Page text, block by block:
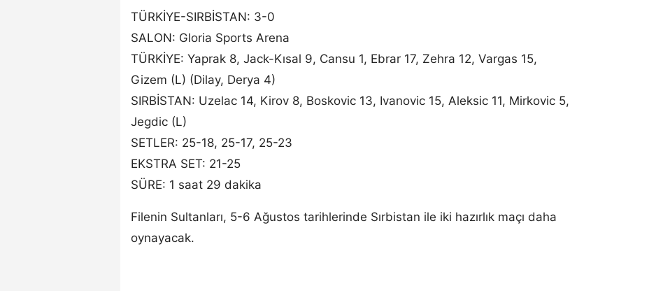
TÜRKİYE-SIRBİSTAN: 3-0
SALON: Gloria Sports Arena
TÜRKİYE: Yaprak 8, Jack-Kısal 9, Cansu 1, Ebrar 17, Zehra 12, Vargas 15,
Gizem (L) (Dilay, Derya 4)
SIRBİSTAN: Uzelac 14, Kirov 8, Boskovic 13, Ivanovic 15, Aleksic 11, Mirkovic 5,
Jegdic (L)
SETLER: 25-18, 25-17, 25-23
EKSTRA SET: 21-25
SÜRE: 1 saat 29 dakika
Filenin Sultanları, 5-6 Ağustos tarihlerinde Sırbistan ile iki hazırlık maçı daha
oynayacak.